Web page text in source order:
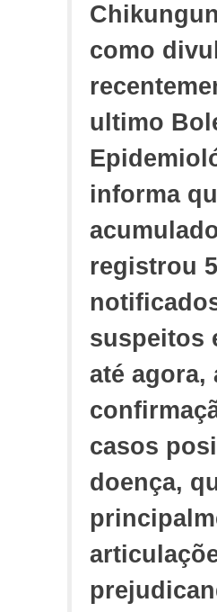
como
ultimo
informa
registrou
suspeitos
até agora,
casos
doença,